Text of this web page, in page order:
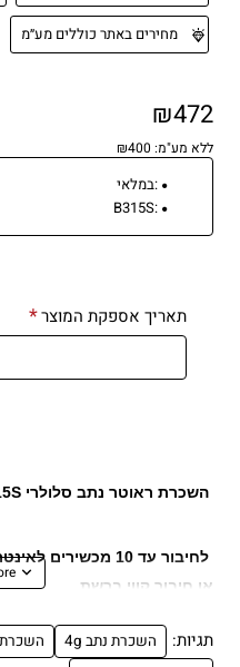
מחירים באתר כוללים מע״מ
₪472
ללא מע"מ: ₪400
:במלאי
:
B315S
תאריך אספקת המוצר
השכרת ראוטר נתב סלולרי B315S עד חודש ימים
לחיבור עד 10 מכשירים לאינטרנט אלחוטי
או חיבור קווי ברשת.
מחובר במירות דור 4 עד 40 MB תגיות: השכרת נתב 4g
השכרת